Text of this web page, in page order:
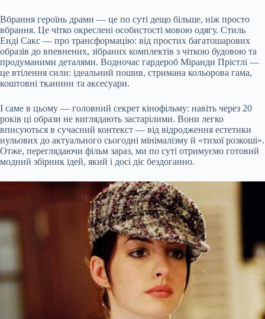
Вбрання героїнь драми — це по суті дещо більше, ніж просто
вбрання. Це чітко окреслені особистості мовою одягу. Стиль
Енді Сакс — про трансформацію: від простих багатошарових
образів до впевнених, зібраних комплектів з чіткою будовою та
продуманими деталями. Водночас гардероб Міранди Прістлі —
це втілення сили: ідеальний пошив, стримана кольорова гама,
коштовні тканини та аксесуари.
І саме в цьому — головний секрет кінофільму: навіть через 20
років ці образи не виглядають застарілими. Вони легко
вписуються в сучасний контекст — від відродження естетики
нульових до актуального сьогодні мінімалізму й «тихої розкоші».
Отже, переглядаючи фільм зараз, ми по суті отримуємо готовий
модний збірник ідей, який і досі діє бездоганно.